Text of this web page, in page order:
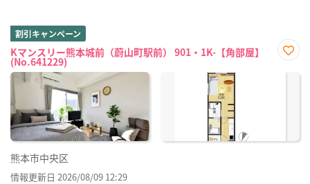
割引キャンペーン
Kマンスリー熊本城前（蔚山町駅前） 901・1K-【角部屋】
(No.641229)
に入
熊本市中央区
情報更新日 2026/08/09 12:29